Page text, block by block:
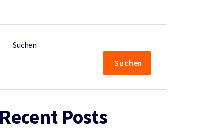
Suchen
Suchen
Recent Posts